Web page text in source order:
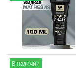
В наличии